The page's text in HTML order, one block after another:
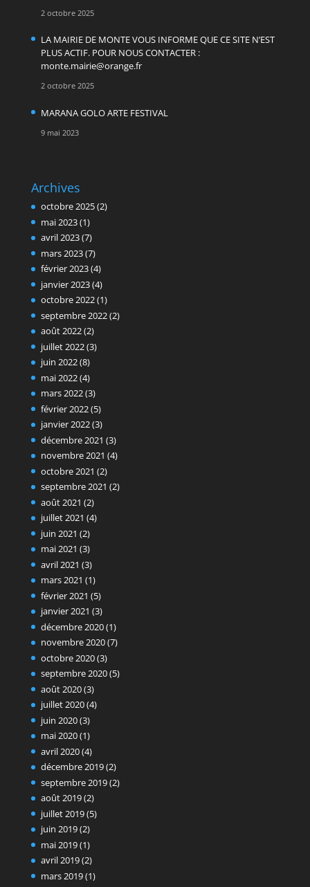
2 octobre 2025
LA MAIRIE DE MONTE VOUS INFORME QUE CE SITE N’EST
PLUS ACTIF. POUR NOUS CONTACTER :
monte.mairie@orange.fr
2 octobre 2025
MARANA GOLO ARTE FESTIVAL
9 mai 2023
Archives
octobre 2025(2)
mai 2023(1)
avril 2023(7)
mars 2023(7)
février 2023(4)
janvier 2023(4)
octobre 2022(1)
septembre 2022(2)
août 2022(2)
juillet 2022(3)
juin 2022(8)
mai 2022(4)
mars 2022(3)
février 2022(5)
janvier 2022(3)
décembre 2021 (3)
novembre 2021 (4)
octobre 2021 (2)
septembre 2021 (2)
août 2021 (2)
juillet 2021 (4)
juin 2021 (2)
mai 2021 (3)
avril 2021 (3)
mars 2021 (1)
février 2021 (5)
janvier 2021 (3)
décembre 2020(1)
novembre 2020(7)
octobre 2020(3)
septembre 2020(5)
août 2020(3)
juillet 2020(4)
juin 2020(3)
mai 2020(1)
avril 2020(4)
décembre 2019(2)
septembre 2019(2)
août 2019(2)
juillet 2019(5)
juin 2019(2)
mai 2019(1)
avril 2019(2)
mars 2019(1)